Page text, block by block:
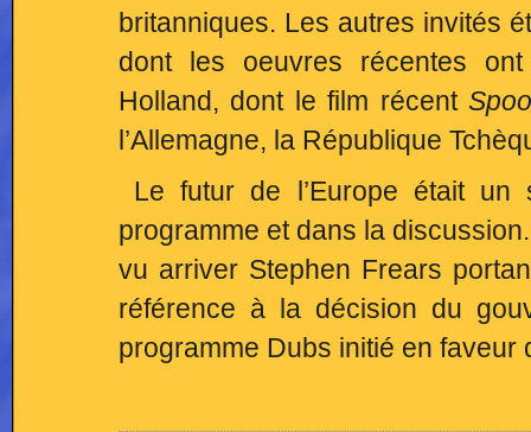
britanniques. Les autres invités
dont les oeuvres récentes
Holland, dont le film récent
l’Allemagne, la République
Le futur de l’Europe était
programme et dans la
vu arriver Stephen Frears
référence à la décision du
programme Dubs initié en faveur